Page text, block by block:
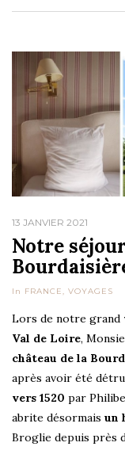
13 JANVIER 2021
Notre
In FRANCE, VOYAGES
Lors de notre grand
Val de Loire,
château de la
après avoir été
vers 1520 par
abrite désormais un
Broglie depuis près